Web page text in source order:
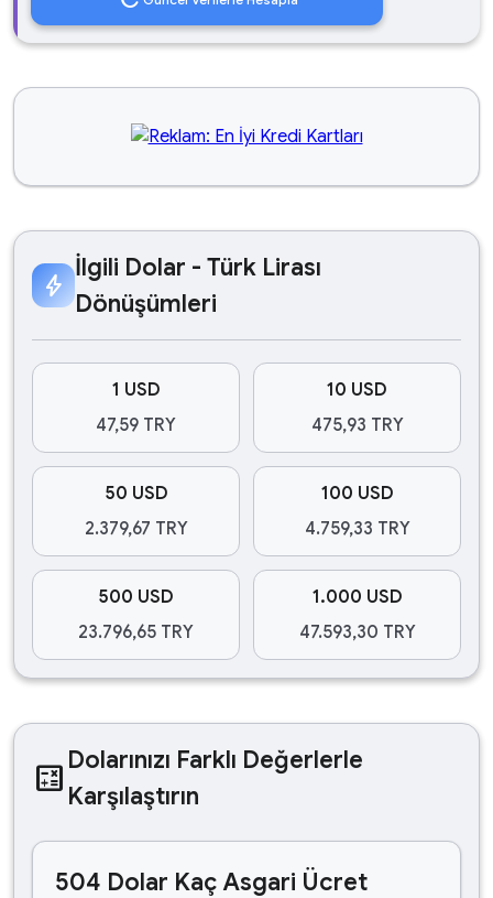
bolt
İlgili Dolar - Türk Lirası
Dönüşümleri
1 USD
47,59 TRY
10 USD
475,93 TRY
50 USD
2.379,67 TRY
100 USD
4.759,33 TRY
500 USD
23.796,65 TRY
1.000 USD
47.593,30 TRY
calculate Dolarınızı Farklı Değerlerle
Karşılaştırın
504 Dolar Kaç Asgari Ücret